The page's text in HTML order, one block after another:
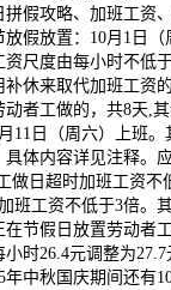
假攻略、加班工资
假放置：10月1日（
尺度由每小时不低
补休来取代加班工资
者工做的，共8天,其
11日（周六）上班
体内容详见注释。
做日超时加班工资不
班工资不低于3倍。
节假日放置劳动者
时26.4元调整为
中秋国庆期间还有